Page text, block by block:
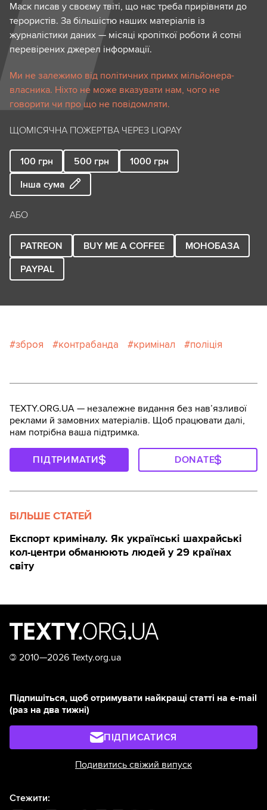
Маск писав у своєму твіті, що нас треба прирівняти до
терористів. За більшістю наших матеріалів із
журналістики даних — місяці кропіткої роботи й сотні
перевірених джерел інформації.
Ми не залежимо від політичних примх мільйонера-
власника. Ніхто не може вказувати нам, чого не
говорити чи про що не повідомляти.
ЩОМІСЯЧНА ПОЖЕРТВА ЧЕРЕЗ LIQPAY
100 грн 500 грн 1000 грн
Інша сума
АБО
PATREON BUY ME A COFFEE
МОНОБАЗА
PAYPAL
зброя контрабанда кримінал поліція
TEXTY.ORG.UA — незалежне видання без навʼязливої
реклами й замовних матеріалів. Щоб працювати далі,
нам потрібна ваша підтримка.
ПІДТРИМАТИ DONATE
БІЛЬШЕ СТАТЕЙ
Експорт криміналу. Як українські шахрайські
кол-центри обманюють людей у 29 країнах
світу
© 2010—2026 Texty.org.ua
Підпишіться, щоб отримувати найкращі статті на e-mail
(раз на два тижні)
ПІДПИСАТИСЯ
Подивитись свіжий випуск
Стежити: